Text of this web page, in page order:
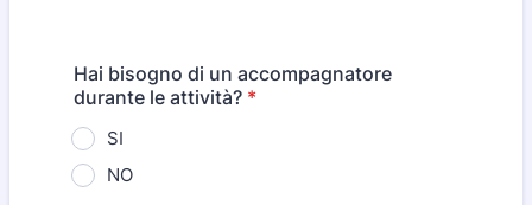
Hai bisogno di un accompagnatore
durante le attività? *
SI
NO